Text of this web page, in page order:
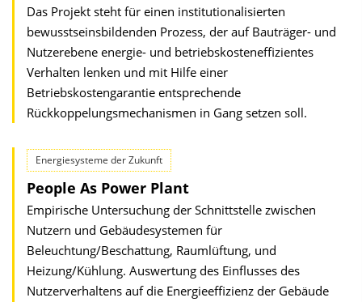
Das Projekt steht für einen institutionalisierten
bewusstseinsbildenden Prozess, der auf Bauträger- und
Nutzerebene energie- und betriebskosteneffizientes
Verhalten lenken und mit Hilfe einer
Betriebskostengarantie entsprechende
Rückkoppelungsmechanismen in Gang setzen soll.
Energiesysteme der Zukunft
People As Power Plant
Empirische Untersuchung der Schnittstelle zwischen
Nutzern und Gebäudesystemen für
Beleuchtung/Beschattung, Raumlüftung, und
Heizung/Kühlung. Auswertung des Einflusses des
Nutzerverhaltens auf die Energieeffizienz der Gebäude